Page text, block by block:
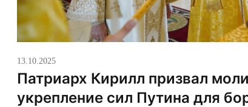
13.10.2025
Патриарх Кирилл призвал
укрепление сил Путина для